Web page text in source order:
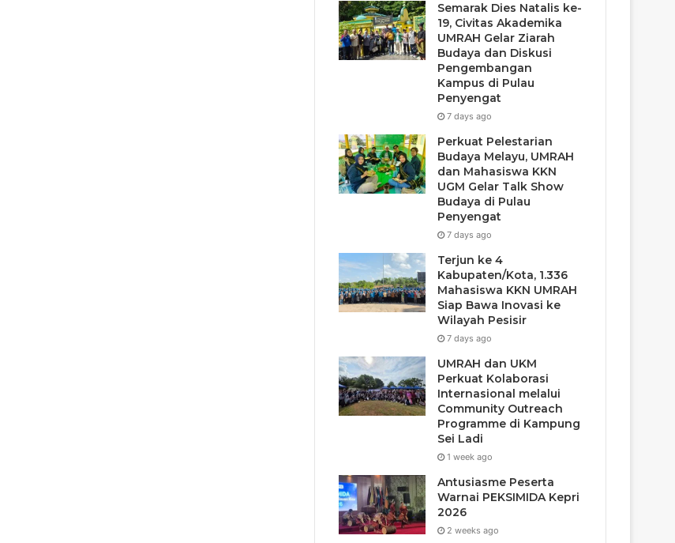
Semarak Dies Natalis ke-
19, Civitas Akademika
UMRAH Gelar Ziarah
Budaya dan Diskusi
Pengembangan
Kampus di Pulau
Penyengat
7 days ago
Perkuat Pelestarian
Budaya Melayu, UMRAH
dan Mahasiswa KKN
UGM Gelar Talk Show
Budaya di Pulau
Penyengat
7 days ago
Terjun ke 4
Kabupaten/Kota, 1.336
Mahasiswa KKN UMRAH
Siap Bawa Inovasi ke
Wilayah Pesisir
7 days ago
UMRAH dan UKM
Perkuat Kolaborasi
Internasional melalui
Community Outreach
Programme di Kampung
Sei Ladi
1 week ago
Antusiasme Peserta
Warnai PEKSIMIDA Kepri
2026
2 weeks ago